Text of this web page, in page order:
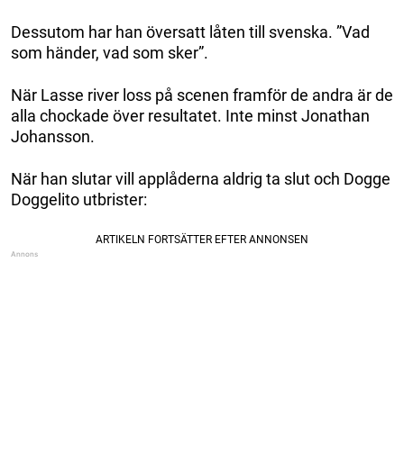
Dessutom har han översatt låten till svenska. ”Vad
som händer, vad som sker”.
När Lasse river loss på scenen framför de andra är de
alla chockade över resultatet. Inte minst Jonathan
Johansson.
När han slutar vill applåderna aldrig ta slut och Dogge
Doggelito utbrister: